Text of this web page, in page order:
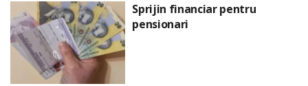
Sprijin financiar pentru
pensionari